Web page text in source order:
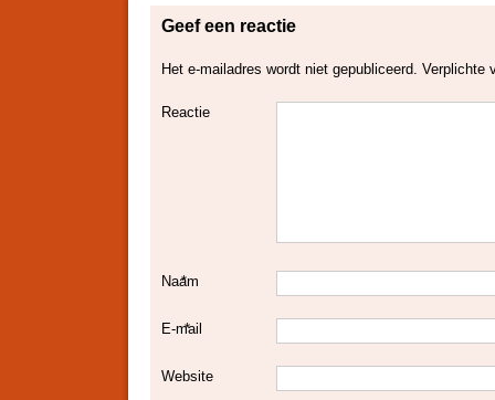
Geef een reactie
Het e-mailadres wordt niet gepubliceerd. Verplichte
Reactie
Naam
*
E-mail
*
Website